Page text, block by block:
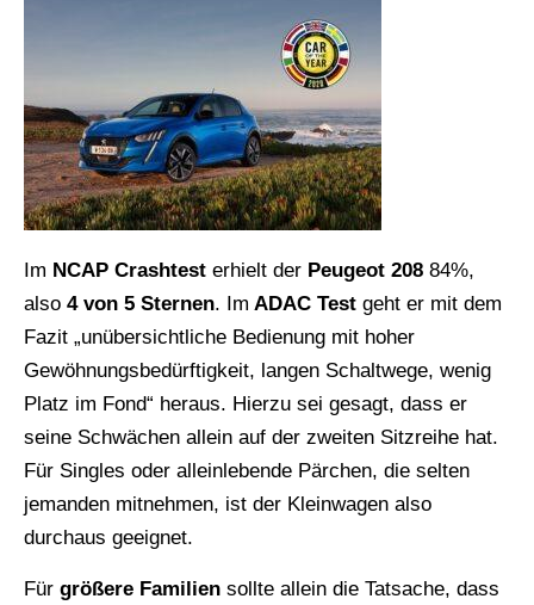
Im NCAP Crashtest erhielt der Peugeot 208 84%,
also 4 von 5 Sternen. Im ADAC Test geht er mit dem
Fazit „unübersichtliche Bedienung mit hoher
Gewöhnungsbedürftigkeit, langen Schaltwege, wenig
Platz im Fond“ heraus. Hierzu sei gesagt, dass er
seine Schwächen allein auf der zweiten Sitzreihe hat.
Für Singles oder alleinlebende Pärchen, die selten
jemanden mitnehmen, ist der Kleinwagen also
durchaus geeignet.
Für größere Familien sollte allein die Tatsache, dass